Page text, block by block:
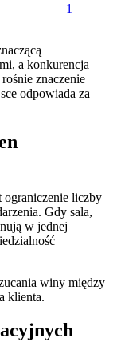
1
a konkurencja
znaczenie
odpowiada za
ograniczenie liczby
Gdy sala,
w jednej
winy między
klienta.